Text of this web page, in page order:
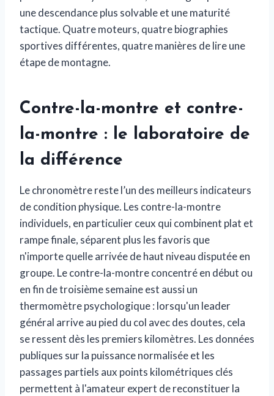
une descendance plus solvable et une maturité
tactique. Quatre moteurs, quatre biographies
sportives différentes, quatre manières de lire une
étape de montagne.
Contre-la-montre et contre-
la-montre : le laboratoire de
la différence
Le chronomètre reste l’un des meilleurs indicateurs
de condition physique. Les contre-la-montre
individuels, en particulier ceux qui combinent plat et
rampe finale, séparent plus les favoris que
n'importe quelle arrivée de haut niveau disputée en
groupe. Le contre-la-montre concentré en début ou
en fin de troisième semaine est aussi un
thermomètre psychologique : lorsqu'un leader
général arrive au pied du col avec des doutes, cela
se ressent dès les premiers kilomètres. Les données
publiques sur la puissance normalisée et les
passages partiels aux points kilométriques clés
permettent à l'amateur expert de reconstituer la